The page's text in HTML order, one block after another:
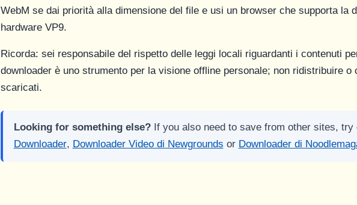
WebM se dai priorità alla dimensione del file e usi un browser che supporta la
hardware VP9.
Ricorda: sei responsabile del rispetto delle leggi locali riguardanti i contenuti
downloader è uno strumento per la visione offline personale; non ridistribuire o
scaricati.
Looking for something else?If you also need to save from other sites, try
Downloader, Downloader Video di Newgrounds or Downloader di